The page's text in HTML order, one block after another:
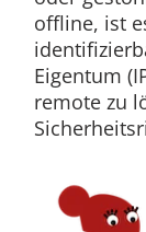
offline, ist
Eigentum
remote zu